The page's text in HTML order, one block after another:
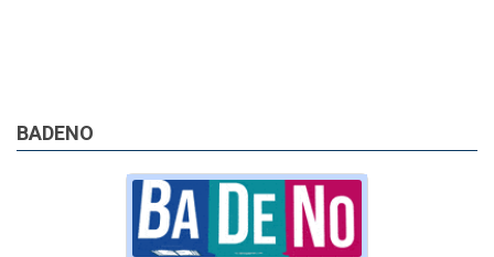
BADENO